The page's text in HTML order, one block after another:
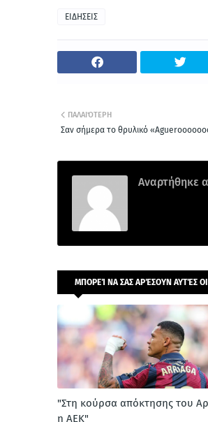
ΕΙΔΗΣΕΙΣ
ΠΑΛΑΙΌΤΕΡΗ
Σαν σήμερα το θρυλικό
Αναρτήθηκε
ΜΠΟΡΕΊ ΝΑ ΣΑΣ ΑΡΈΣΟΥΝ ΑΥΤΈΣ
"Στη κούρσα απόκτησης του
η ΑΕΚ"